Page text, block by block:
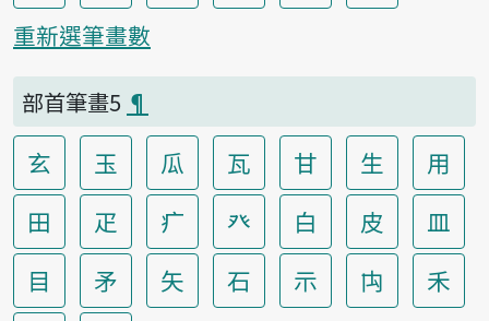
重新選筆畫數
部首筆畫5 ¶
玄 玉 瓜 瓦 甘 生
用
田
疋 疒 癶 白 皮
皿
目
矛 矢 石 示 禸
禾